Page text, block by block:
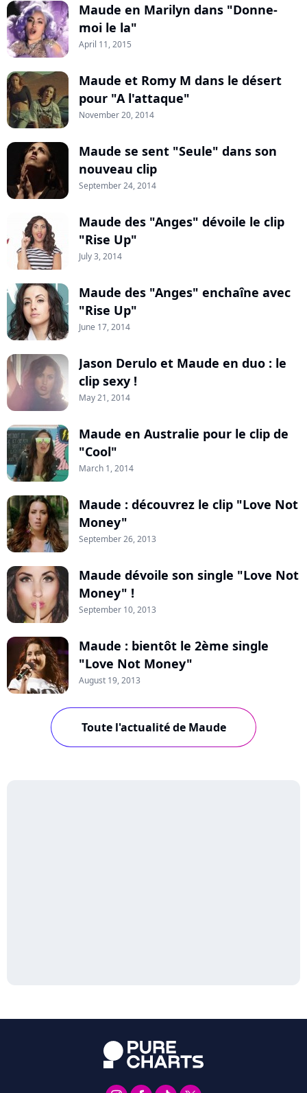
Maude en Marilyn dans "Donne-
moi le la"
April 11, 2015
Maude et Romy M dans le désert
pour "A l'attaque"
November 20, 2014
Maude se sent "Seule" dans son
nouveau clip
September 24, 2014
Maude des "Anges" dévoile le clip
"Rise Up"
July 3, 2014
Maude des "Anges" enchaîne avec
"Rise Up"
June 17, 2014
Jason Derulo et Maude en duo : le
clip sexy !
May 21, 2014
Maude en Australie pour le clip de
"Cool"
March 1, 2014
Maude : découvrez le clip "Love Not
Money"
September 26, 2013
Maude dévoile son single "Love Not
Money" !
September 10, 2013
Maude : bientôt le 2ème single
"Love Not Money"
August 19, 2013
Toute l'actualité de Maude